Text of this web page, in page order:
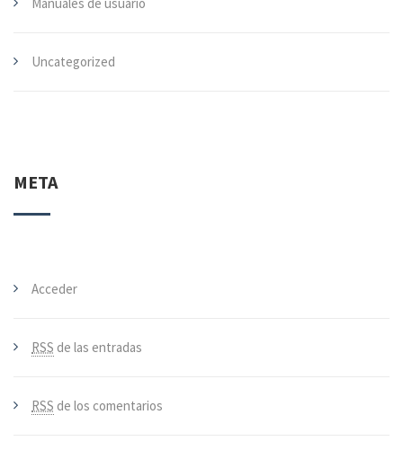
Manuales de usuario
Uncategorized
META
Acceder
RSS de las entradas
RSS de los comentarios